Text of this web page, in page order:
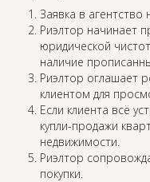
Заявка в агентство
Риэлтор начинает
юридической
наличие
Риэлтор оглашает
клиентом для
Если клиента всё
купли-продажи
недвижимости.
Риэлтор
покупки.